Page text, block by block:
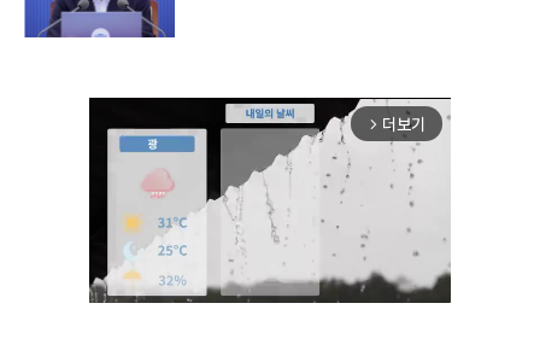
arrow_forward_ios 더보기